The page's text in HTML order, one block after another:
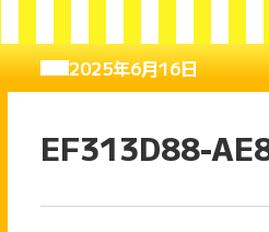
2025年6月16日
EF313D88-